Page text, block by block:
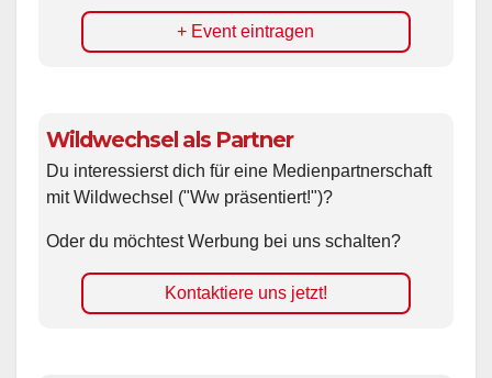
+ Event eintragen
Wildwechsel als Partner
Du interessierst dich für eine Medienpartnerschaft
mit Wildwechsel ("Ww präsentiert!")?
Oder du möchtest Werbung bei uns schalten?
Kontaktiere uns jetzt!